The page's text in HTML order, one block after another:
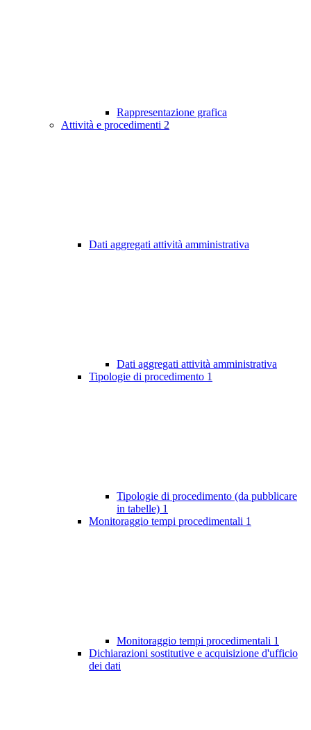
Rappresentazione grafica
Attività e procedimenti 2
Dati aggregati attività amministrativa
Dati aggregati attività amministrativa
Tipologie di procedimento 1
Tipologie di procedimento (da pubblicare
in tabelle) 1
Monitoraggio tempi procedimentali 1
Monitoraggio tempi procedimentali 1
Dichiarazioni sostitutive e acquisizione d'ufficio
dei dati